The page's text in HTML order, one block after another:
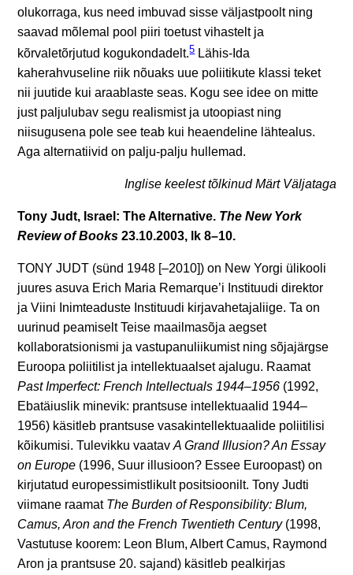
olukorraga, kus need imbuvad sisse väljastpoolt ning
saavad mõlemal pool piiri toetust vihastelt ja
kõrvaletõrjutud kogukondadelt.5Lähis-Ida
kaherahvuseline riik nõuaks uue poliitikute klassi teket
nii juutide kui araablaste seas. Kogu see idee on mitte
just paljulubav segu realismist ja utoopiast ning
niisugusena pole see teab kui heaendeline lähtealus.
Aga alternatiivid on palju-palju hullemad.
Inglise keelest tõlkinud Märt Väljataga
Tony Judt, Israel: The Alternative. The New York
Review of Books 23.10.2003, lk 8–10.
TONY JUDT (sünd 1948 [–2010]) on New Yorgi ülikooli
juures asuva Erich Maria Remarque’i Instituudi direktor
ja Viini Inimteaduste Instituudi kirjavahetajaliige. Ta on
uurinud peamiselt Teise maailmasõja aegset
kollaboratsionismi ja vastupanuliikumist ning sõjajärgse
Euroopa poliitilist ja intellektuaalset ajalugu. Raamat
Past Imperfect: French Intellectuals 1944–1956 (1992,
Ebatäiuslik minevik: prantsuse intellektuaalid 1944–
1956) käsitleb prantsuse vasakintellektuaalide poliitilisi
kõikumisi. Tulevikku vaatavA Grand Illusion? An Essay
on Europe (1996, Suur illusioon? Essee Euroopast) on
kirjutatud europessimistlikult positsioonilt. Tony Judti
viimane raamat The Burden of Responsibility: Blum,
Camus, Aron and the French Twentieth Century(1998,
Vastutuse koorem: Leon Blum, Albert Camus, Raymond
Aron ja prantsuse 20. sajand) käsitleb pealkirjas